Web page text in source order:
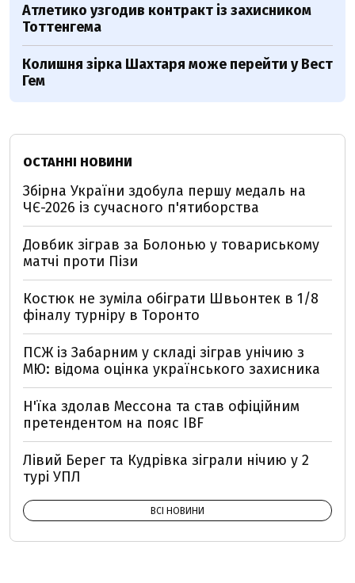
Атлетико узгодив контракт із захисником
Тоттенгема
Колишня зірка Шахтаря може перейти у Вест
Гем
ОСТАННІ НОВИНИ
Збірна України здобула першу медаль на
ЧЄ-2026 із сучасного п'ятиборства
Довбик зіграв за Болонью у товариському
матчі проти Пізи
Костюк не зуміла обіграти Швьонтек в 1/8
фіналу турніру в Торонто
ПСЖ із Забарним у складі зіграв унічию з
МЮ: відома оцінка українського захисника
Н'їка здолав Мессона та став офіційним
претендентом на пояс IBF
Лівий Берег та Кудрівка зіграли нічию у 2
турі УПЛ
ВСІ НОВИНИ